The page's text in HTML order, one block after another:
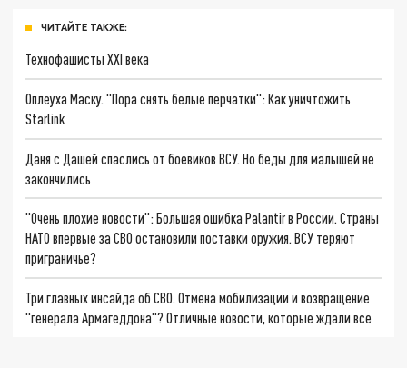
ЧИТАЙТЕ ТАКЖЕ:
Технофашисты XXI века
Оплеуха Маску. "Пора снять белые перчатки": Как уничтожить
Starlink
Даня с Дашей спаслись от боевиков ВСУ. Но беды для малышей не
закончились
"Очень плохие новости": Большая ошибка Palantir в России. Страны
НАТО впервые за СВО остановили поставки оружия. ВСУ теряют
приграничье?
Три главных инсайда об СВО. Отмена мобилизации и возвращение
"генерала Армагеддона"? Отличные новости, которые ждали все